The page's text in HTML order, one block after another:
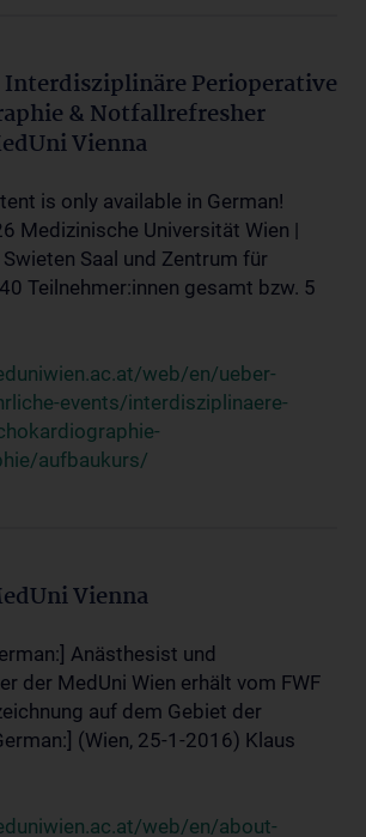
Perioperative
& Notfallrefresher
Vienna
is only available in German!
Medizinische Universität Wien |
Saal und Zentrum für
Teilnehmer:innen gesamt bzw. 5
web/en/ueber-
events/interdisziplinaere-
aufbaukurs/
Vienna
Anästhesist und
der MedUni Wien erhält vom FWF
auf dem Gebiet der
(Wien, 25-1-2016) Klaus
web/en/about-